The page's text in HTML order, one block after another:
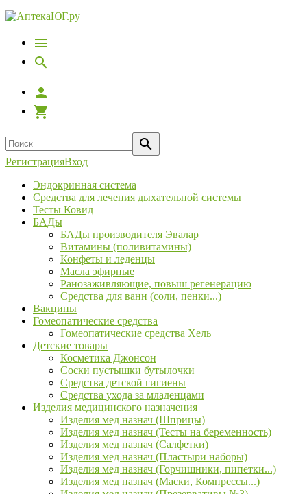
РегистрацияВход
Эндокринная система
Средства для лечения дыхательной системы
Тесты Ковид
БАДы
БАДы производителя Эвалар
Витамины (поливитамины)
Конфеты и леденцы
Масла эфирные
Ранозаживляющие, повыш регенерацию
Средства для ванн (соли, пенки...)
Вакцины
Гомеопатические средства
Гомеопатические средства Хель
Детские товары
Косметика Джонсон
Соски пустышки бутылочки
Средства детской гигиены
Средства ухода за младенцами
Изделия медицинского назначения
Изделия мед назнач (Шприцы)
Изделия мед назнач (Тесты на беременность)
Изделия мед назнач (Салфетки)
Изделия мед назнач (Пластыри наборы)
Изделия мед назнач (Горчишники, пипетки...)
Изделия мед назнач (Маски, Компрессы...)